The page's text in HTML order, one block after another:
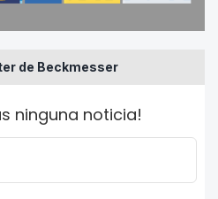
de Beckmesser
ninguna noticia!